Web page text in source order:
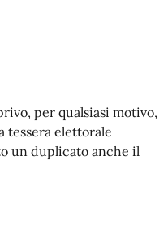
per qualsiasi motivo,
tessera elettorale
un duplicato anche il